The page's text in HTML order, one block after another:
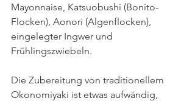
Mayonnaise, Katsuobushi (Bonito-
Flocken), Aonori (Algenflocken),
eingelegter Ingwer und
Frühlingszwiebeln.
Die Zubereitung von traditionellem
Okonomiyaki ist etwas aufwändig,